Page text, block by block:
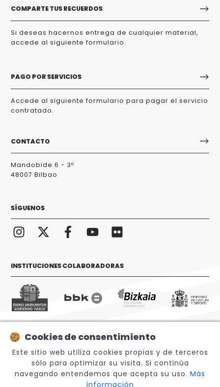
COMPARTE TUS RECUERDOS
Si deseas hacernos entrega de cualquier material,
accede al siguiente formulario.
PAGO POR SERVICIOS
Accede al siguiente formulario para pagar el servicio
contratado.
CONTACTO
Mandobide 6 - 3º
48007 Bilbao
SÍGUENOS
INSTITUCIONES COLABORADORAS
© 2026 Sabino Arana Fundazioa
Cookies de consentimiento
Este sitio web utiliza cookies propias y de terceros
sólo para optimizar su visita. Si continúa
navegando entendemos que acepta su uso. Más
información